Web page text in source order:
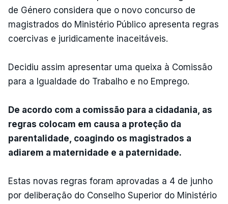
de Género considera que o novo concurso de
magistrados do Ministério Público apresenta regras
coercivas e juridicamente inaceitáveis.
Decidiu assim apresentar uma queixa à Comissão
para a Igualdade do Trabalho e no Emprego.
De acordo com a comissão para a cidadania, as
regras colocam em causa a proteção da
parentalidade, coagindo os magistrados a
adiarem a maternidade e a paternidade.
Estas novas regras foram aprovadas a 4 de junho
por deliberação do Conselho Superior do Ministério